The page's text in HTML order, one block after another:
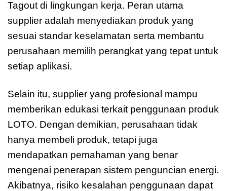
Tagout di lingkungan kerja. Peran utama
supplier adalah menyediakan produk yang
sesuai standar keselamatan serta membantu
perusahaan memilih perangkat yang tepat untuk
setiap aplikasi.
Selain itu, supplier yang profesional mampu
memberikan edukasi terkait penggunaan produk
LOTO. Dengan demikian, perusahaan tidak
hanya membeli produk, tetapi juga
mendapatkan pemahaman yang benar
mengenai penerapan sistem penguncian energi.
Akibatnya, risiko kesalahan penggunaan dapat